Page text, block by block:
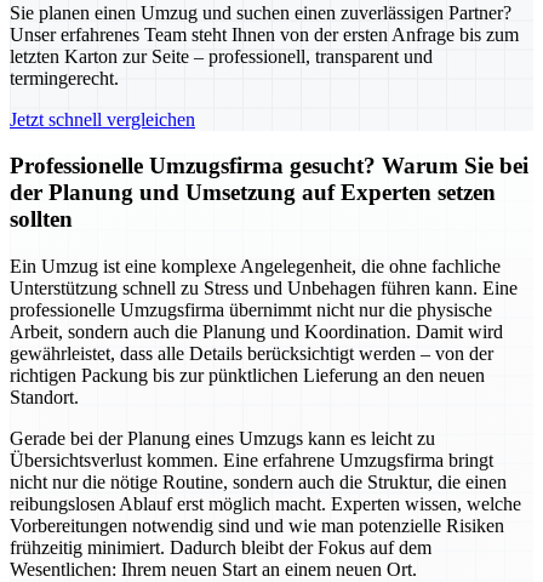
Sie planen einen Umzug und suchen einen zuverlässigen Partner?
Unser erfahrenes Team steht Ihnen von der ersten Anfrage bis zum
letzten Karton zur Seite – professionell, transparent und
termingerecht.
Jetzt schnell vergleichen
Professionelle Umzugsfirma gesucht? Warum Sie bei
der Planung und Umsetzung auf Experten setzen
sollten
Ein Umzug ist eine komplexe Angelegenheit, die ohne fachliche
Unterstützung schnell zu Stress und Unbehagen führen kann. Eine
professionelle Umzugsfirma übernimmt nicht nur die physische
Arbeit, sondern auch die Planung und Koordination. Damit wird
gewährleistet, dass alle Details berücksichtigt werden – von der
richtigen Packung bis zur pünktlichen Lieferung an den neuen
Standort.
Gerade bei der Planung eines Umzugs kann es leicht zu
Übersichtsverlust kommen. Eine erfahrene Umzugsfirma bringt
nicht nur die nötige Routine, sondern auch die Struktur, die einen
reibungslosen Ablauf erst möglich macht. Experten wissen, welche
Vorbereitungen notwendig sind und wie man potenzielle Risiken
frühzeitig minimiert. Dadurch bleibt der Fokus auf dem
Wesentlichen: Ihrem neuen Start an einem neuen Ort.